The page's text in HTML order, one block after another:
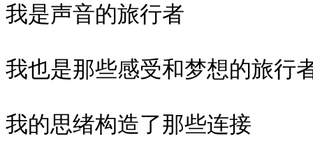
我是声音的旅行者
我也是那些感受和梦想的旅行
我的思绪构造了那些连接